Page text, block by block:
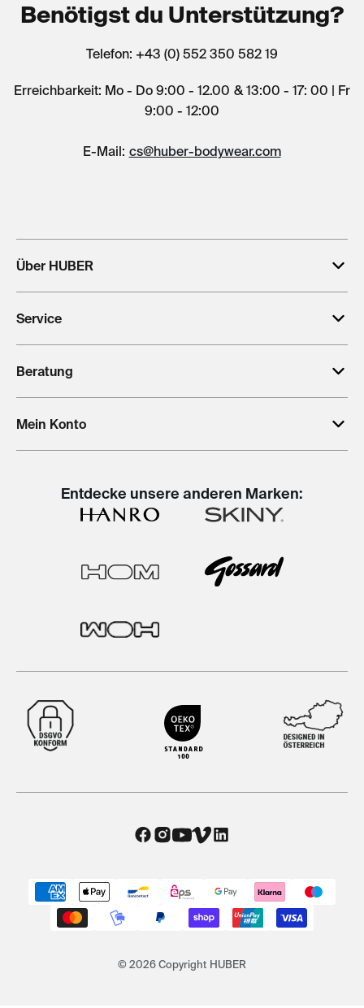
Benötigst du Unterstützung?
Telefon: +43 (0) 552 350 582 19
Erreichbarkeit: Mo - Do 9:00 - 12.00 & 13:00 - 17: 00 | Fr
9:00 - 12:00
E-Mail: cs@huber-bodywear.com
Über HUBER
Service
Beratung
Mein Konto
Entdecke unsere anderen Marken:
© 2026 Copyright HUBER